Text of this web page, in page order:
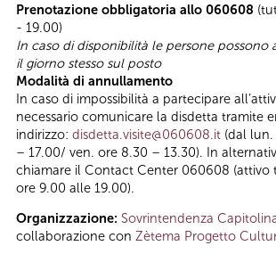
Prenotazione obbligatoria allo 060608
- 19.00)
In caso di disponibilità le persone possono
il giorno stesso sul posto
Modalità di annullamento
In caso di impossibilità a partecipare
necessario comunicare la disdetta tramite
indirizzo: disdetta.visite@060608.it (dal
– 17.00/ ven. ore 8.30 – 13.30). In
chiamare il Contact Center 060608 (attivo
ore 9.00 alle 19.00).
Organizzazione: Sovrintendenza
collaborazione con Zètema Progetto